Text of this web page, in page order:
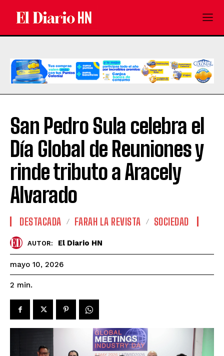
San Pedro Sula celebra el
Día Global de Reuniones y
rinde tributo a Aracely
Alvarado
DESTACADA FARAH LA REVISTA SOCIEDAD
AUTOR: El Diario HN
mayo 10, 2026
2 min.